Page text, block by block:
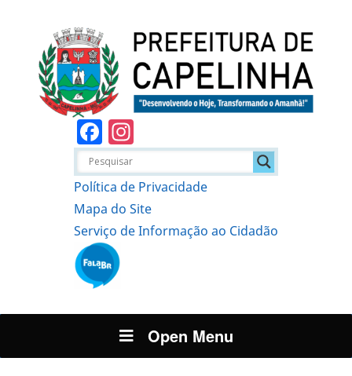
Facebook
Política de Privacidade
Mapa do Site
Serviço de Informação ao Cidadão
Open Menu